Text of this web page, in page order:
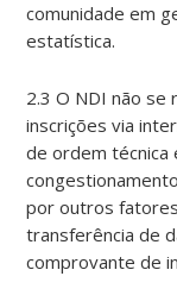
comunidade em
estatística.
2.3 O NDI não se
inscrições via
de ordem técnica
por outros
transferência de
comprovante de